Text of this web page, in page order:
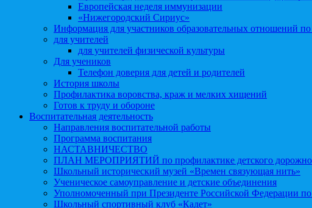
Европейская неделя иммунизации
«Нижегородский Сириус»
Информация для участников образовательных отношений
для учителей
для учителей физической культуры
Для учеников
Телефон доверия для детей и родителей
История школы
Профилактика воровства, краж и мелких хищений
Готов к труду и обороне
Воспитательная деятельность
Направления воспитательной работы
Программа воспитания
НАСТАВНИЧЕСТВО
ПЛАН МЕРОПРИЯТИЙ по профилактике детского дорожно-
Школьный исторический музей «Времен связующая нить»
Ученическое самоуправление и детские объединения
Уполномоченный при Президенте Российской Федерации по
Школьный спортивный клуб «Кадет»